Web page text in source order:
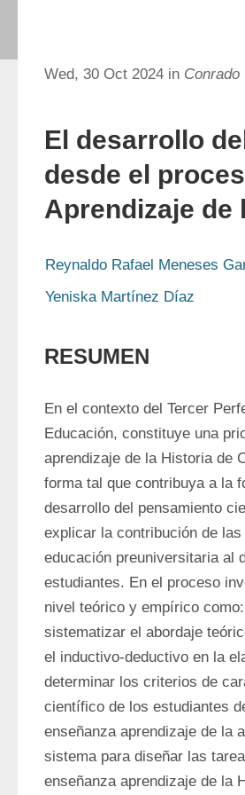
Wed, 30 Oct 2024 in Conrado
El desarrollo
desde el
Aprendizaje de
Reynaldo Rafael Meneses
Yeniska Martínez Díaz
RESUMEN
En el contexto del Tercer
Educación, constituye una
aprendizaje de la Historia de
forma tal que contribuya a la
desarrollo del pensamiento
explicar la contribución de
educación preuniversitaria al
estudiantes. En el proceso
nivel teórico y empírico
sistematizar el abordaje
el inductivo-deductivo en la
determinar los criterios de
científico de los estudiantes
enseñanza aprendizaje de la
sistema para diseñar las
enseñanza aprendizaje de la